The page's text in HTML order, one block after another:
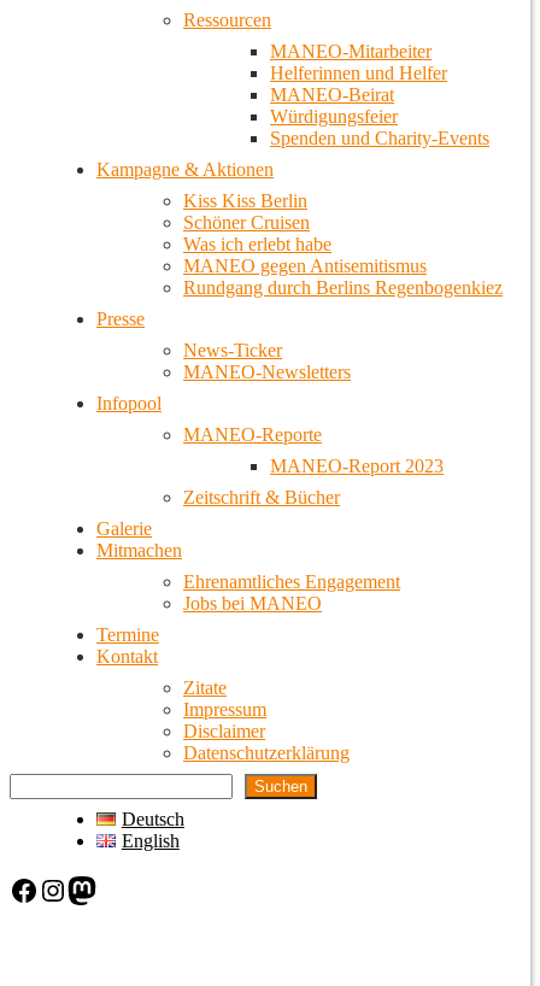
Ressourcen
MANEO-Mitarbeiter
Helferinnen und Helfer
MANEO-Beirat
Würdigungsfeier
Spenden und Charity-Events
Kampagne & Aktionen
Kiss Kiss Berlin
Schöner Cruisen
Was ich erlebt habe
MANEO gegen Antisemitismus
Rundgang durch Berlins Regenbogenkiez
Presse
News-Ticker
MANEO-Newsletters
Infopool
MANEO-Reporte
MANEO-Report 2023
Zeitschrift & Bücher
Galerie
Mitmachen
Ehrenamtliches Engagement
Jobs bei MANEO
Termine
Kontakt
Zitate
Impressum
Disclaimer
Datenschutzerklärung
Suchen
Deutsch
English
Facebook Instagram Mastodon